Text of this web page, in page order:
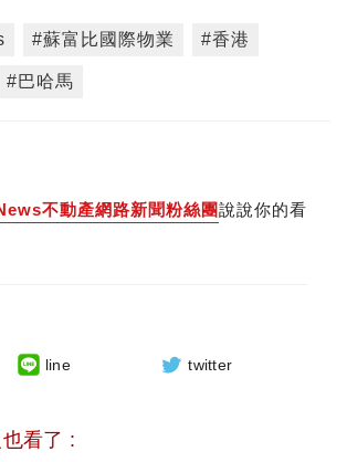
#蘇富比國際物業 #香港
#巴哈馬
不動產網路新聞粉絲團說說你的看
line twitter
看了 :